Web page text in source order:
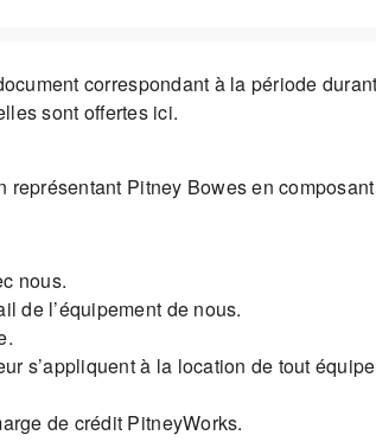
correspondant à la période
sont offertes ici.
Pitney Bowes en
nous.
de l’équipement de nous.
s’appliquent à la location de tout
de crédit PitneyWorks.